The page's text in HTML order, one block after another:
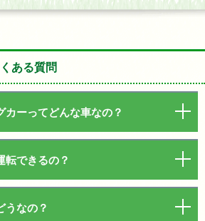
ある質問
カーってどんな車なの？
転できるの？
うなの？